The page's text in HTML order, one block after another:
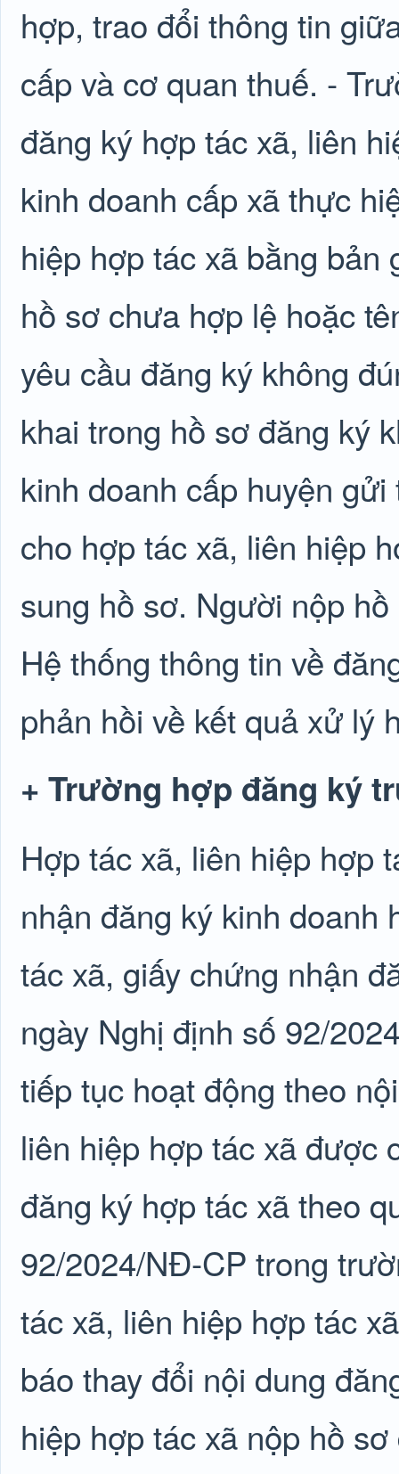
hợp, trao đổi thông tin
cấp và cơ quan thuế. -
đăng ký hợp tác xã, liên
kinh doanh cấp xã thực
hiệp hợp tác xã bằng
hồ sơ chưa hợp lệ hoặc
yêu cầu đăng ký không
khai trong hồ sơ đăng ký
kinh doanh cấp huyện
cho hợp tác xã, liên hiệp
sung hồ sơ. Người nộp
Hệ thống thông tin về
phản hồi về kết quả xử lý
+ Trường hợp đăng ký
Hợp tác xã, liên hiệp hợp
nhận đăng ký kinh doanh
tác xã, giấy chứng nhận
ngày Nghị định số 92/
tiếp tục hoạt động theo
liên hiệp hợp tác xã được
đăng ký hợp tác xã theo
92/2024/NĐ-CP trong
tác xã, liên hiệp hợp tác
báo thay đổi nội dung
hiệp hợp tác xã nộp hồ